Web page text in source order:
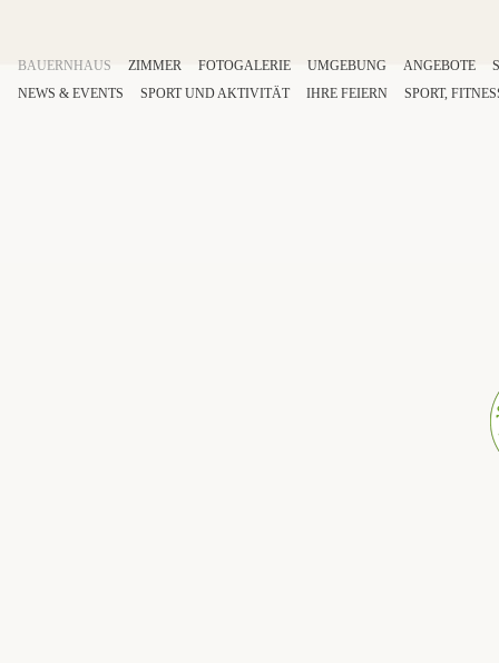
BAUERNHAUS ZIMMER FOTOGALERIE UMGEBUNG ANGEBOTE
NEWS & EVENTS
SPORTUND AKTIVITÄT IHRE FEIERN SPORT,